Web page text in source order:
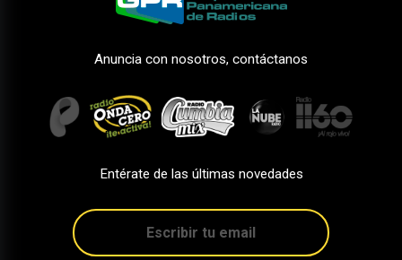
Anuncia con nosotros, contáctanos
Entérate de las últimas novedades